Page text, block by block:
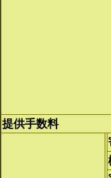
提供手数料